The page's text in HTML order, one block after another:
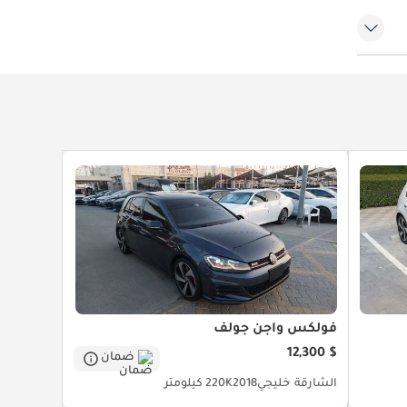
فولكس واجن جولف
$ 12,300
ضمان
الشارقة خليجي2018220K كيلومتر